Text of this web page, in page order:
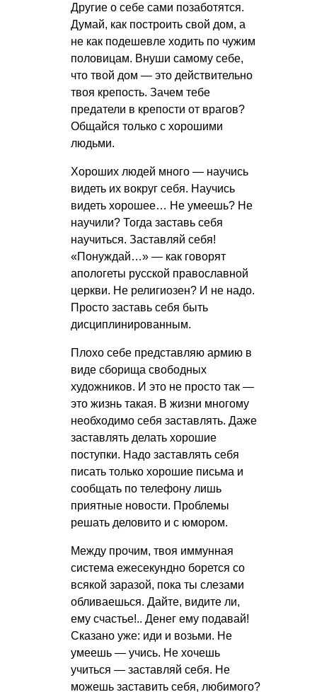
Другие о себе сами позаботятся.
Думай, как построить свой дом, а
не как подешевле ходить по чужим
половицам. Внуши самому себе,
что твой дом — это действительно
твоя крепость. Зачем тебе
предатели в крепости от врагов?
Общайся только с хорошими
людьми.
Хороших людей много — научись
видеть их вокруг себя. Научись
видеть хорошее… Не умеешь? Не
научили? Тогда заставь себя
научиться. Заставляй себя!
«Понуждай…» — как говорят
апологеты русской православной
церкви. Не религиозен? И не надо.
Просто заставь себя быть
дисциплинированным.
Плохо себе представляю армию в
виде сборища свободных
художников. И это не просто так —
это жизнь такая. В жизни многому
необходимо себя заставлять. Даже
заставлять делать хорошие
поступки. Надо заставлять себя
писать только хорошие письма и
сообщать по телефону лишь
приятные новости. Проблемы
решать деловито и с юмором.
Между прочим, твоя иммунная
система ежесекундно борется со
всякой заразой, пока ты слезами
обливаешься. Дайте, видите ли,
ему счастье!.. Денег ему подавай!
Сказано уже: иди и возьми. Не
умеешь — учись. Не хочешь
учиться — заставляй себя. Не
можешь заставить себя, любимого?